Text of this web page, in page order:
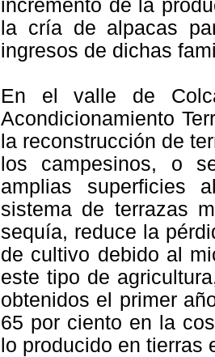
incremento de la
la cría de alpacas
ingresos de dichas
En el valle de
Acondicionamiento
la reconstrucción de
los campesinos, o
amplias superficies
sistema de terrazas
sequía, reduce la
de cultivo debido al
este tipo de
obtenidos el primer
65 por ciento en la
lo producido en tierras